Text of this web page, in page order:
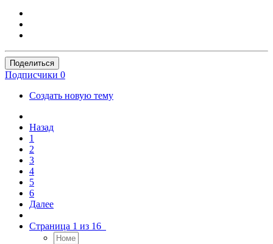
Поделиться
Подписчики 0
Создать новую тему
Назад
1
2
3
4
5
6
Далее
Страница 1 из 16